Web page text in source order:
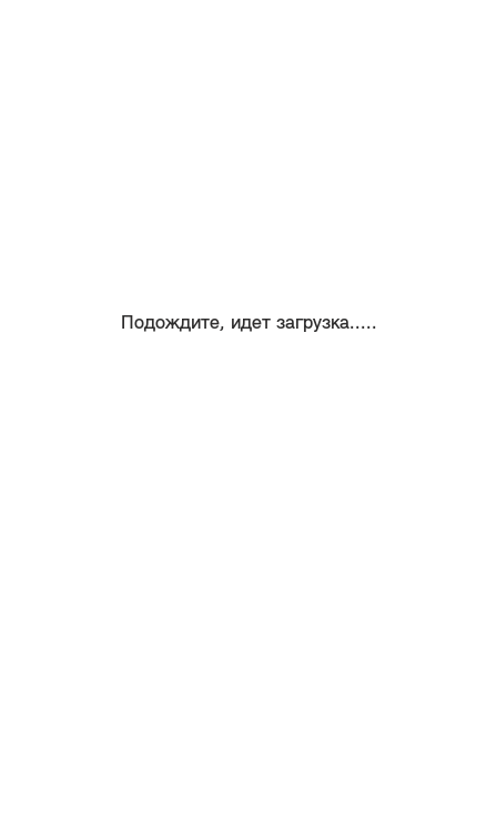
Подождите, идет загрузка.....